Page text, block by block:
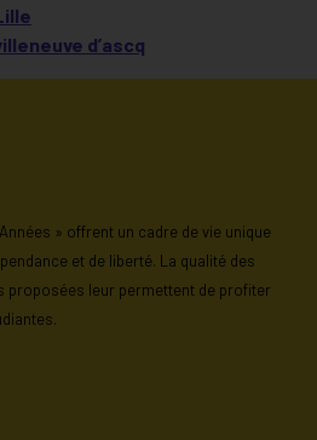
d’ascq
» offrent un cadre de vie unique
et de liberté. La qualité des
proposées leur permettent de profiter